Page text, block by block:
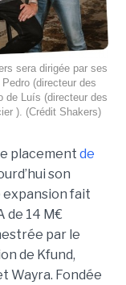
sera dirigée par ses
(directeur des
de Luís (directeur des
). (Crédit Shakers)
placement de
son
expansion fait
de 14 M€
par le
de Kfund,
Wayra. Fondée